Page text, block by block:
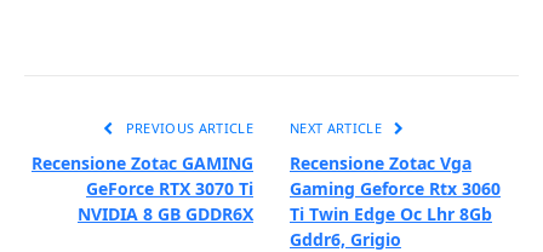
PREVIOUS ARTICLE
Recensione Zotac GAMING
GeForce RTX 3070 Ti
NVIDIA 8 GB GDDR6X
NEXT ARTICLE
Recensione Zotac Vga
Gaming Geforce Rtx 3060
Ti Twin Edge Oc Lhr 8Gb
Gddr6, Grigio